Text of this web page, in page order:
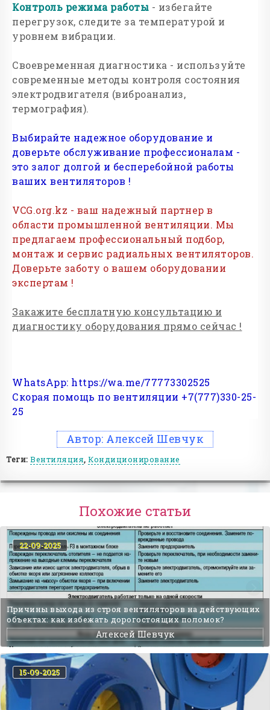
Контроль режима работы - избегайте
перегрузок, следите за температурой и
уровнем вибрации.
Своевременная диагностика - используйте
современные методы контроля состояния
электродвигателя (виброанализ,
термография).
Выбирайте надежное оборудование и
доверьте обслуживание профессионалам -
это залог долгой и бесперебойной работы
ваших вентиляторов !
VCG.org.kz - ваш надежный партнер в
области промышленной вентиляции. Мы
предлагаем профессиональный подбор,
монтаж и сервис радиальных вентиляторов.
Доверьте заботу о вашем оборудовании
экспертам !
Закажите бесплатную консультацию и
диагностику оборудования прямо сейчас !
WhatsApp: https://wa.me/77773302525
Скорая помощь по вентиляции +7(777)330-25-
25
Автор: Алексей Шевчук
Теги: Вентиляция, Кондиционирование
Похожие статьи
Причины выхода из строя вентиляторов на действующих
объектах: как избежать дорогостоящих поломок?
Алексей Шевчук
22-09-2025
15-09-2025